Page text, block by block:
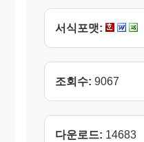
서식포맷:
조회수: 9067
다운로드: 14683